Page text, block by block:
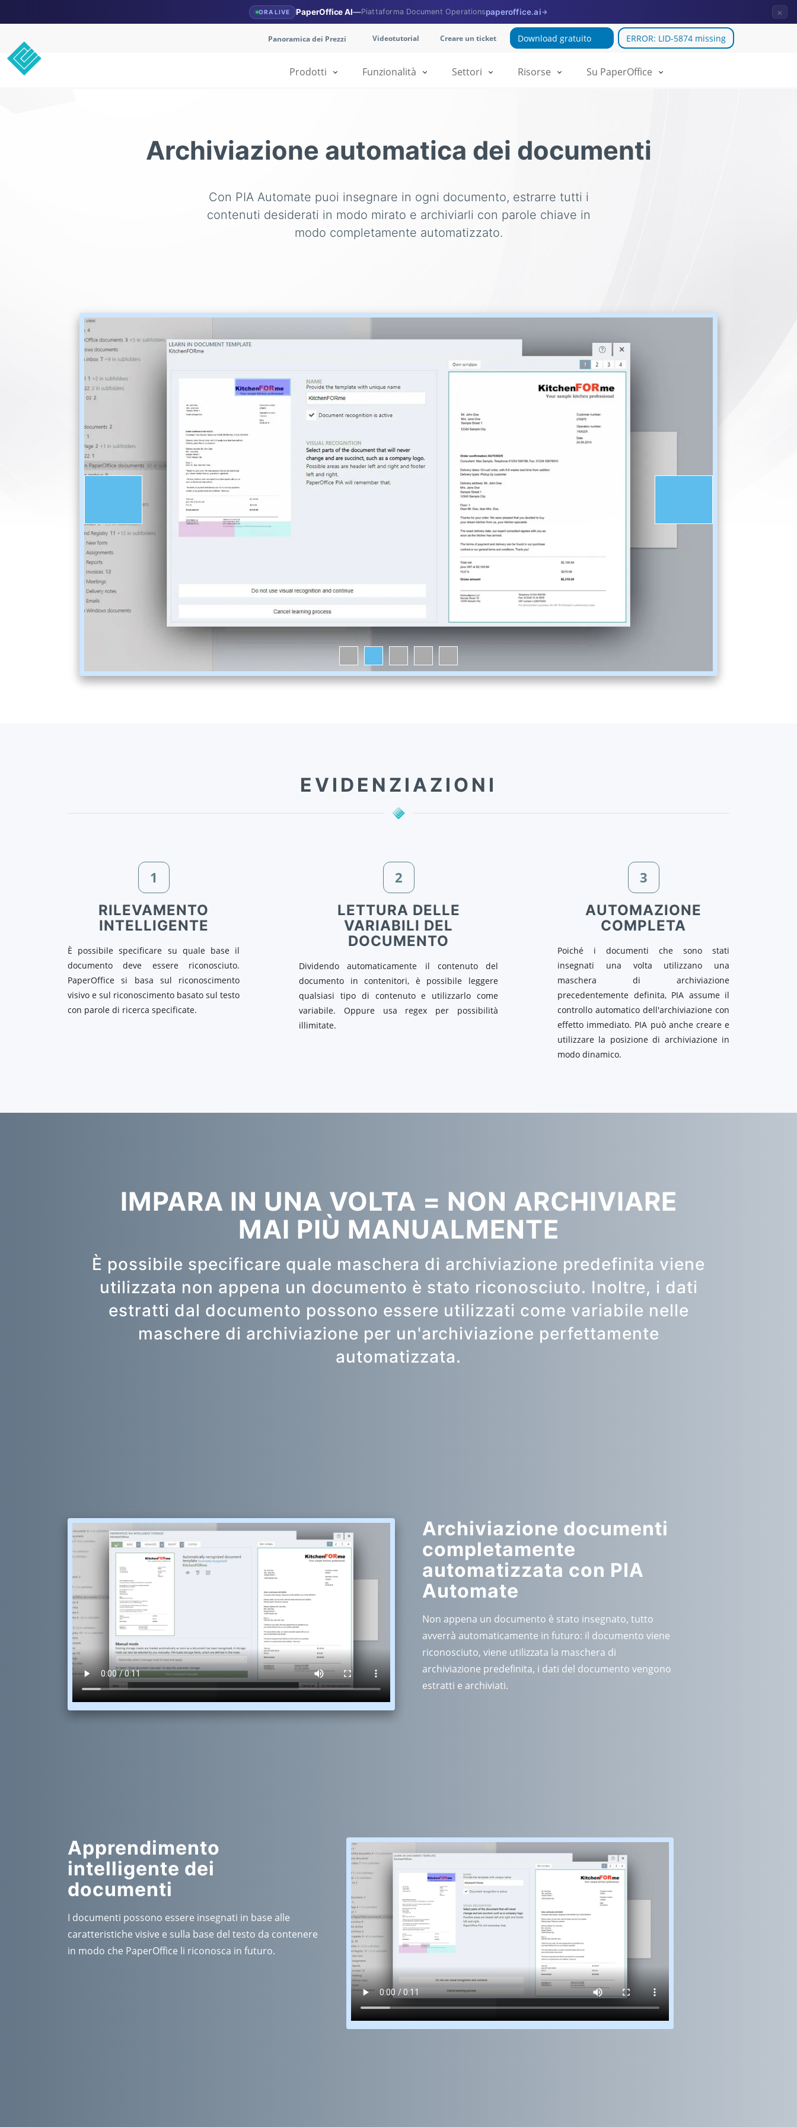
ORA LIVE PaperOffice AI—Piattaforma Document Operationspaperoffice.ai→ ×
Panoramica dei Prezzi Videotutorial Creare un ticket Download gratuito ERROR: LID-5874 missing
Su PaperOffice
Risorse
Settori
Funzionalità
Prodotti
Archiviazione automatica dei documenti
Con PIA Automate puoi insegnare in ogni documento, estrarre tutti i
contenuti desiderati in modo mirato e archiviarli con parole chiave in
modo completamente automatizzato.
EVIDENZIAZIONI
1
RILEVAMENTO
INTELLIGENTE
È possibile specificare su quale base il
documento deve essere riconosciuto.
PaperOffice si basa sul riconoscimento
visivo e sul riconoscimento basato sul testo
con parole di ricerca specificate.
2
LETTURA DELLE
VARIABILI DEL
DOCUMENTO
Dividendo automaticamente il contenuto del
documento in contenitori, è possibile leggere
qualsiasi tipo di contenuto e utilizzarlo come
variabile. Oppure usa regex per possibilità
illimitate.
3
AUTOMAZIONE
COMPLETA
Poiché i documenti che sono stati
insegnati una volta utilizzano una
maschera di archiviazione
precedentemente definita, PIA assume il
controllo automatico dell'archiviazione con
effetto immediato. PIA può anche creare e
utilizzare la posizione di archiviazione in
modo dinamico.
IMPARA IN UNA VOLTA = NON ARCHIVIARE
MAI PIÙ MANUALMENTE
È possibile specificare quale maschera di archiviazione predefinita viene
utilizzata non appena un documento è stato riconosciuto. Inoltre, i dati
estratti dal documento possono essere utilizzati come variabile nelle
maschere di archiviazione per un'archiviazione perfettamente
automatizzata.
Archiviazione documenti
completamente
automatizzata con PIA
Automate
Non appena un documento è stato insegnato, tutto
avverrà automaticamente in futuro: il documento viene
riconosciuto, viene utilizzata la maschera di
archiviazione predefinita, i dati del documento vengono
estratti e archiviati.
Apprendimento
intelligente dei
documenti
I documenti possono essere insegnati in base alle
caratteristiche visive e sulla base del testo da contenere
in modo che PaperOffice li riconosca in futuro.